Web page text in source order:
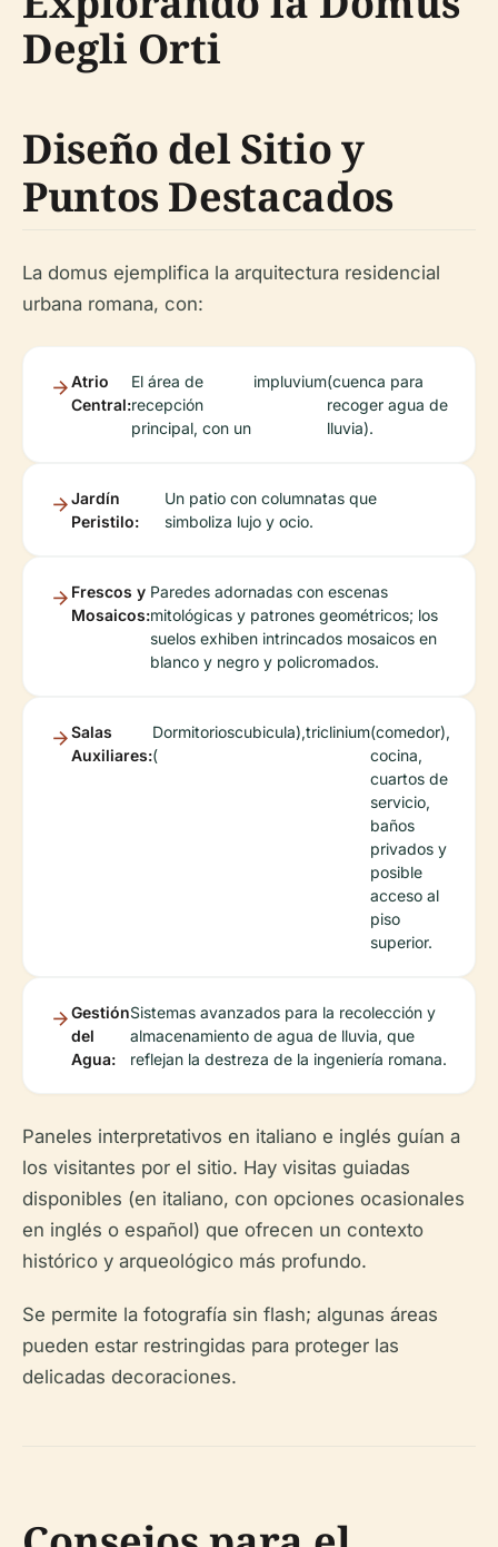
Degli Orti
Diseño del Sitio y
Puntos Destacados
La domus ejemplifica la arquitectura residencial
urbana romana, con:
Atrio
Central:
El área de
recepción
principal, con un
impluvium(cuenca para
recoger agua de
lluvia).
Jardín
Peristilo:
Un patio con columnatas que
simboliza lujo y ocio.
Frescos y
Mosaicos:
Paredes adornadas con escenas
mitológicas y patrones geométricos; los
suelos exhiben intrincados mosaicos en
blanco y negro y policromados.
Salas
Auxiliares:
Dormitorios
(
cubicula),triclinium(comedor),
cocina,
cuartos de
servicio,
baños
privados y
posible
acceso al
piso
superior.
Gestión
del
Agua:
Sistemas avanzados para la recolección y
almacenamiento de agua de lluvia, que
reflejan la destreza de la ingeniería romana.
Paneles interpretativos en italiano e inglés guían a
los visitantes por el sitio. Hay visitas guiadas
disponibles (en italiano, con opciones ocasionales
en inglés o español) que ofrecen un contexto
histórico y arqueológico más profundo.
Se permite la fotografía sin flash; algunas áreas
pueden estar restringidas para proteger las
delicadas decoraciones.